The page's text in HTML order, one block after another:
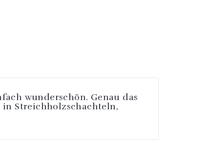
wunderschön. Genau das
Streichholzschachteln,